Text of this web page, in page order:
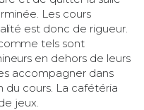
Les cours
est donc de rigueur.
tels sont
en dehors de leurs
accompagner dans
du cours. La cafétéria
jeux.